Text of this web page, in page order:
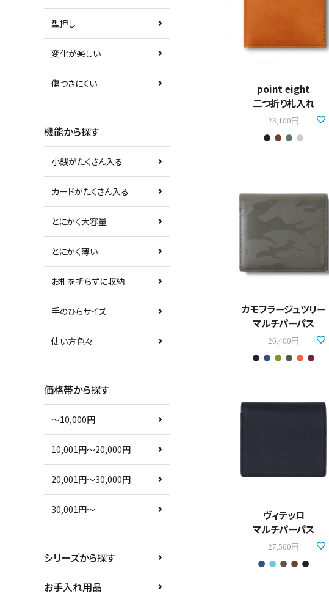
型押し
変化が楽しい
傷つきにくい
機能から探す
小銭がたくさん入る
カードがたくさん入る
とにかく大容量
とにかく薄い
お札を折らずに収納
手のひらサイズ
使い方色々
価格帯から探す
〜10,000円
10,001円〜20,000円
20,001円〜30,000円
30,001円〜
シリーズから探す
お手入れ用品
point eight
二つ折り札入れ
23,100円
カモフラージュツリー
マルチパーパス
26,400円
ヴィテッロ
マルチパーパス
27,500円